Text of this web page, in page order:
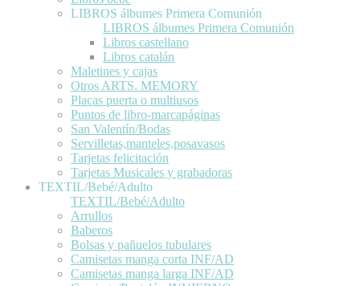
LIBROS álbumes Primera Comunión
LIBROS álbumes Primera Comunión
Libros castellano
Libros catalán
Maletines y cajas
Otros ARTS. MEMORY
Placas puerta o multiusos
Puntos de libro-marcapáginas
San Valentín/Bodas
Servilletas,manteles,posavasos
Tarjetas felicitación
Tarjetas Musicales y grabadoras
TEXTIL/Bebé/Adulto
TEXTIL/Bebé/Adulto
Arrullos
Baberos
Bolsas y pañuelos tubulares
Camisetas manga corta INF/AD
Camisetas manga larga INF/AD